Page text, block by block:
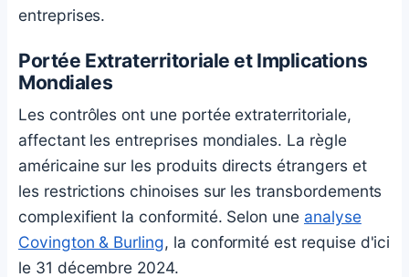
entreprises.
Portée Extraterritoriale et Implications
Mondiales
Les contrôles ont une portée extraterritoriale,
affectant les entreprises mondiales. La règle
américaine sur les produits directs étrangers et
les restrictions chinoises sur les transbordements
complexifient la conformité. Selon une analyse
Covington & Burling, la conformité est requise d'ici
le 31 décembre 2024.